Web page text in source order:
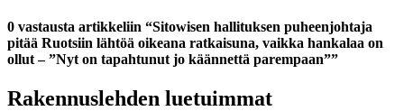
0 vastausta artikkeliin “Sitowisen hallituksen puheenjohtaja
pitää Ruotsiin lähtöä oikeana ratkaisuna, vaikka hankalaa on
ollut – ”Nyt on tapahtunut jo käännettä parempaan””
Rakennuslehden luetuimmat